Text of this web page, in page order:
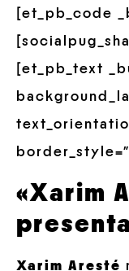
[et_pb_code
[et_pb_text
«Xarim
presenta
Xarim Aresté